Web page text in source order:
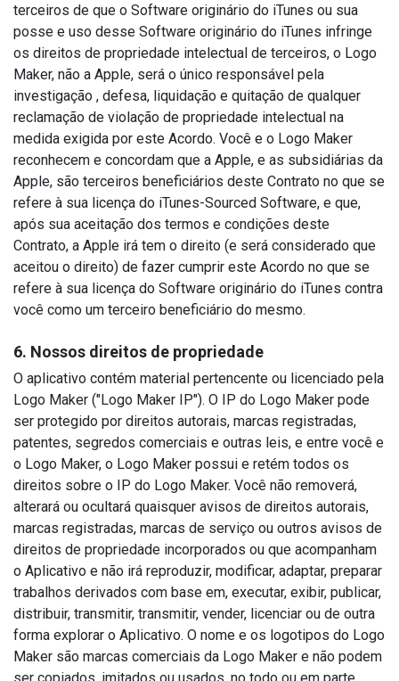
terceiros de que o Software originário do iTunes ou sua
posse e uso desse Software originário do iTunes infringe
os direitos de propriedade intelectual de terceiros, o Logo
Maker, não a Apple, será o único responsável pela
investigação , defesa, liquidação e quitação de qualquer
reclamação de violação de propriedade intelectual na
medida exigida por este Acordo. Você e o Logo Maker
reconhecem e concordam que a Apple, e as subsidiárias da
Apple, são terceiros beneficiários deste Contrato no que se
refere à sua licença do iTunes-Sourced Software, e que,
após sua aceitação dos termos e condições deste
Contrato, a Apple irá tem o direito (e será considerado que
aceitou o direito) de fazer cumprir este Acordo no que se
refere à sua licença do Software originário do iTunes contra
você como um terceiro beneficiário do mesmo.
6. Nossos direitos de propriedade
O aplicativo contém material pertencente ou licenciado pela
Logo Maker ("Logo Maker IP"). O IP do Logo Maker pode
ser protegido por direitos autorais, marcas registradas,
patentes, segredos comerciais e outras leis, e entre você e
o Logo Maker, o Logo Maker possui e retém todos os
direitos sobre o IP do Logo Maker. Você não removerá,
alterará ou ocultará quaisquer avisos de direitos autorais,
marcas registradas, marcas de serviço ou outros avisos de
direitos de propriedade incorporados ou que acompanham
o Aplicativo e não irá reproduzir, modificar, adaptar, preparar
trabalhos derivados com base em, executar, exibir, publicar,
distribuir, transmitir, transmitir, vender, licenciar ou de outra
forma explorar o Aplicativo. O nome e os logotipos do Logo
Maker são marcas comerciais da Logo Maker e não podem